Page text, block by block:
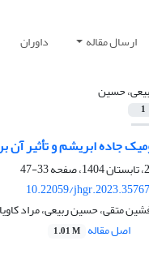
ارسال مقاله داوران
حسین
1
جاده ابریشم و تأثیر
33-47
10.22059/
متقی، حسین ربیعی، مراد
اصل مقاله 1.01 M